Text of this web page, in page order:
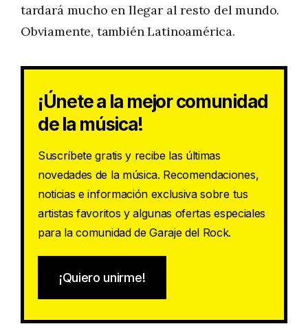
tardará mucho en llegar al resto del mundo.
Obviamente, también Latinoamérica.
¡Únete a la mejor comunidad
de la música!
Suscríbete gratis y recibe las últimas
novedades de la música. Recomendaciones,
noticias e información exclusiva sobre tus
artistas favoritos y algunas ofertas especiales
para la comunidad de Garaje del Rock.
¡Quiero unirme!